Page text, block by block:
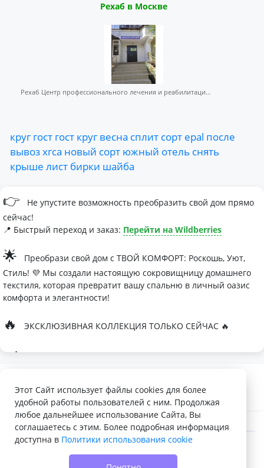
Рехаб в Москве
Рехаб Центр профессионального лечения и реабилитаци...
круг гост гост круг весна сплит сорт epal после
вывозхгса новый сорт южный отель снять
крыше лист бирки шайба
👉
Не упустите возможность преобразить свой дом прямо
сейчас!
📍 Быстрый переход и заказ: Перейти на Wildberries
🌟
Преобрази свой дом с ТВОЙ КОМФОРТ: Роскошь, Уют,
Стиль! 💜 Мы создали настоящую сокровищницу домашнего
текстиля, которая превратит вашу спальню в личный оазис
комфорта и элегантности!
🔥 ЭКСКЛЮЗИВНАЯ КОЛЛЕКЦИЯ ТОЛЬКО СЕЙЧАС 🔥
🛏
Палитра изысканных оттенков:
- Темно-серый для минималистичных интерьеров
- Сиреневый для романтичных натур
- Персиковый мусс для теплой атмосферы
Шелковые одеяла Тусса - мечта о совершенном сне
Этот Сайт использует файлы cookies для более
удобной работы пользователей с ним. Продолжая
любое дальнейшее использование Сайта, Вы
соглашаетесь с этим. Более подробная информация
доступна в Политики использования cookie
© 2022 - 2026 Доска объявлений VELQ.RU